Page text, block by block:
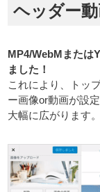
ヘッダー
MP4/WebMまたは
ました！
これにより、トッ
ー画像or動画が設
大幅に広がります。